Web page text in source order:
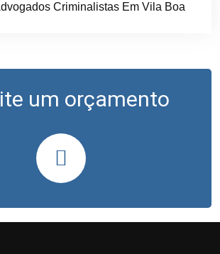
Criminalistas Em Vila Boa
um orçamento